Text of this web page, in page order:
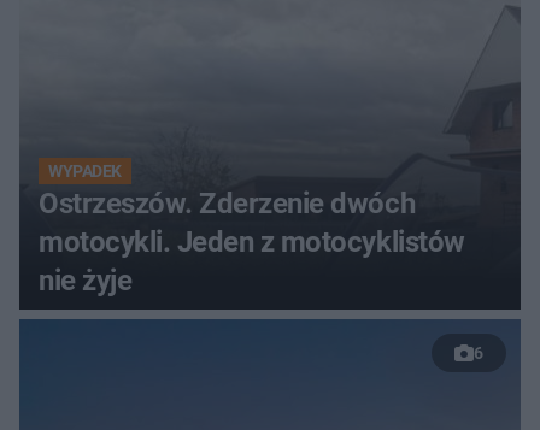
WYPADEK
Ostrzeszów. Zderzenie dwóch
motocykli. Jeden z motocyklistów
nie żyje
6